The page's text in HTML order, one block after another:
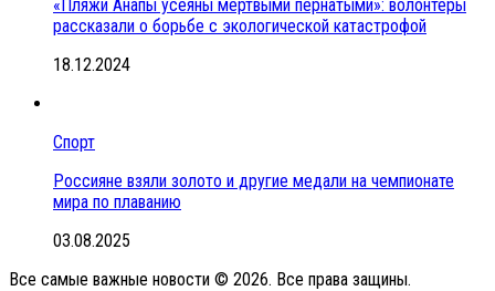
«Пляжи Анапы усеяны мертвыми пернатыми»: волонтеры
рассказали о борьбе с экологической катастрофой
18.12.2024
Спорт
Россияне взяли золото и другие медали на чемпионате
мира по плаванию
03.08.2025
Все самые важные новости © 2026. Все права защины.